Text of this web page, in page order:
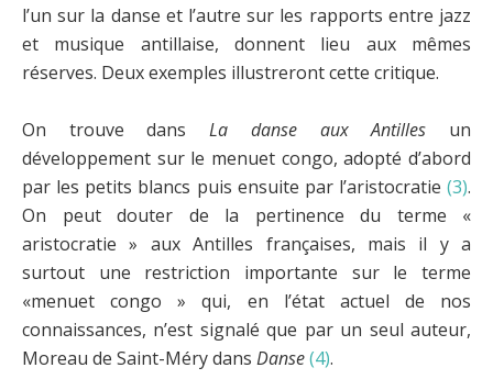
l’un sur la danse et l’autre sur les rapports entre jazz
et musique antillaise, donnent lieu aux mêmes
réserves. Deux exemples illustreront cette critique.
On trouve dansLa danse aux Antilles un
développement sur le menuet congo, adopté d’abord
par les petits blancs puis ensuite par l’aristocratie (3).
On peut douter de la pertinence du terme «
aristocratie » aux Antilles françaises, mais il y a
surtout une restriction importante sur le terme
«menuet congo » qui, en l’état actuel de nos
connaissances, n’est signalé que par un seul auteur,
Moreau de Saint-Méry dans Danse(4).